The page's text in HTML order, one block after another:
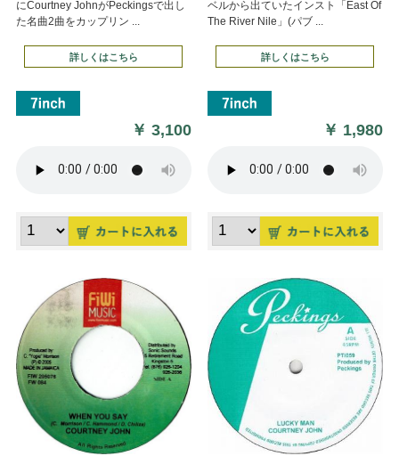
にCourtney JohnがPeckingsで出し
た名曲2曲をカップリン ...
詳しくはこちら
￥3,100
ベルから出ていたインスト「East Of
The River Nile」(パブ ...
詳しくはこちら
￥ 1,980